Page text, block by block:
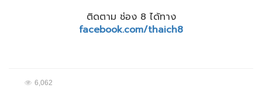
ติดตาม ช่อง 8 ได้ทาง
facebook.com/thaich8
6,062